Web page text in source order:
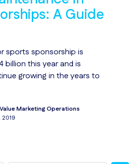
A Guide
sports sponsorship is
this year and is
growing in the years to
Marketing Operations
2019